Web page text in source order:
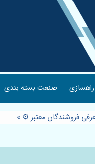
صنعت بسته بندی
فروشندگان معتبر ⚙️ »